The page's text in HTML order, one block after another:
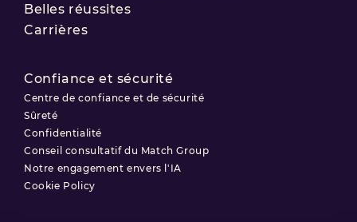
Belles réussites
Carrières
Confiance et sécurité
Centre de confiance et de sécurité
Sûreté
Confidentialité
Conseil consultatif du Match Group
Notre engagement envers l'IA
Cookie Policy